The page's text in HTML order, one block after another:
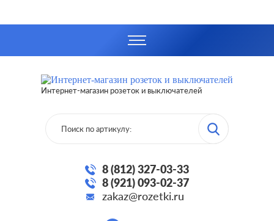
Интернет-магазин розеток и выключателей
8 (812) 327-03-33
8 (921) 093-02-37
zakaz@rozetki.ru